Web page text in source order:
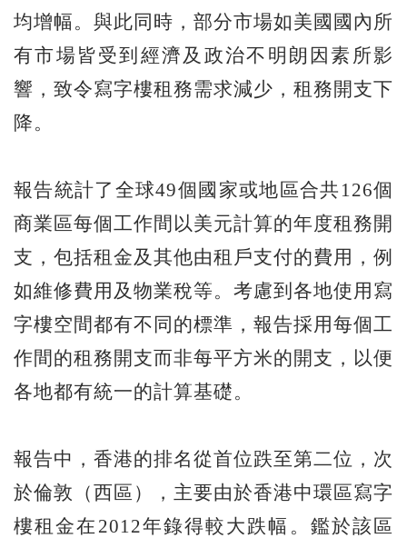
均增幅。與此同時，部分市場如美國國內所
有市場皆受到經濟及政治不明朗因素所影
響，致令寫字樓租務需求減少，租務開支下
降。
報告統計了全球49個國家或地區合共126個
商業區每個工作間以美元計算的年度租務開
支，包括租金及其他由租戶支付的費用，例
如維修費用及物業稅等。考慮到各地使用寫
字樓空間都有不同的標準，報告採用每個工
作間的租務開支而非每平方米的開支，以便
各地都有統一的計算基礎。
報告中，香港的排名從首位跌至第二位，次
於倫敦（西區），主要由於香港中環區寫字
樓租金在2012年錄得較大跌幅。鑑於該區